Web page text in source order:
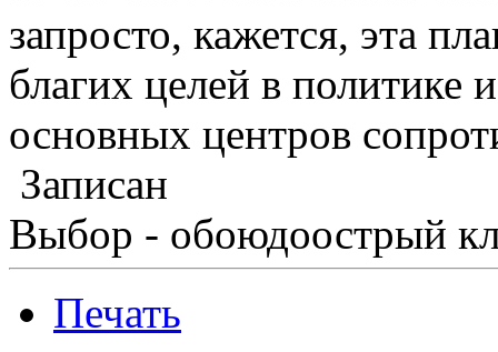
запросто, кажется, эта
благих целей в политике
основных центров
Записан
Выбор - обоюдоострый
Печать